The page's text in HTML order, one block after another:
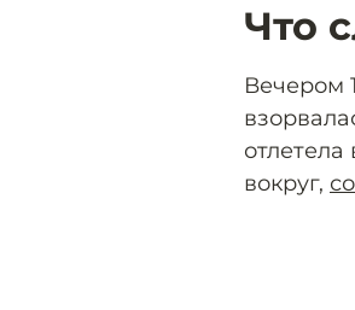
Что
Вечером
вокруг,